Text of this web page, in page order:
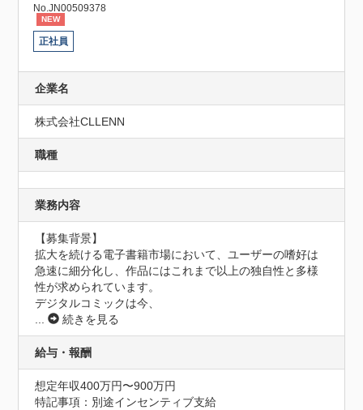
No.JN00509378
NEW
正社員
企業名
株式会社CLLENN
職種
業務内容
【募集背景】
拡大を続ける電子書籍市場において、ユーザーの嗜好は
急速に細分化し、作品にはこれまで以上の独自性と多様
性が求められています。
デジタルコミックは今、
...
続きを見る
給与・報酬
想定年収400万円〜900万円
特記事項：別途インセンティブ支給